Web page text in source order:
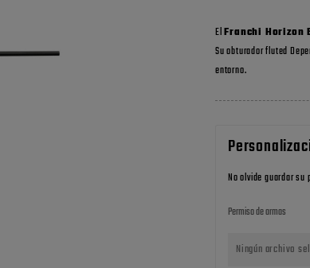
ElFranchi Horizon
Su obturador fluted
entorno.
No olvide guardar
Permiso de armas
Ningún archivo